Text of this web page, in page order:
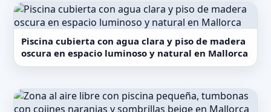
Piscina cubierta con agua clara y piso de madera
oscura en espacio luminoso y natural en Mallorca